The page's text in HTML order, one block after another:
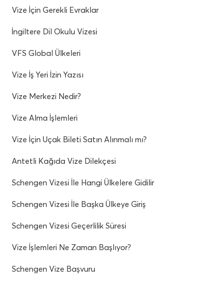
Vize İçin Gerekli Evraklar
İngiltere Dil Okulu Vizesi
VFS Global Ülkeleri
Vize İş Yeri İzin Yazısı
Vize Merkezi Nedir?
Vize Alma İşlemleri
Vize İçin Uçak Bileti Satın Alınmalı mı?
Antetli Kağıda Vize Dilekçesi
Schengen Vizesi İle Hangi Ülkelere Gidilir
Schengen Vizesi İle Başka Ülkeye Giriş
Schengen Vizesi Geçerlilik Süresi
Vize İşlemleri Ne Zaman Başlıyor?
Schengen Vize Başvuru